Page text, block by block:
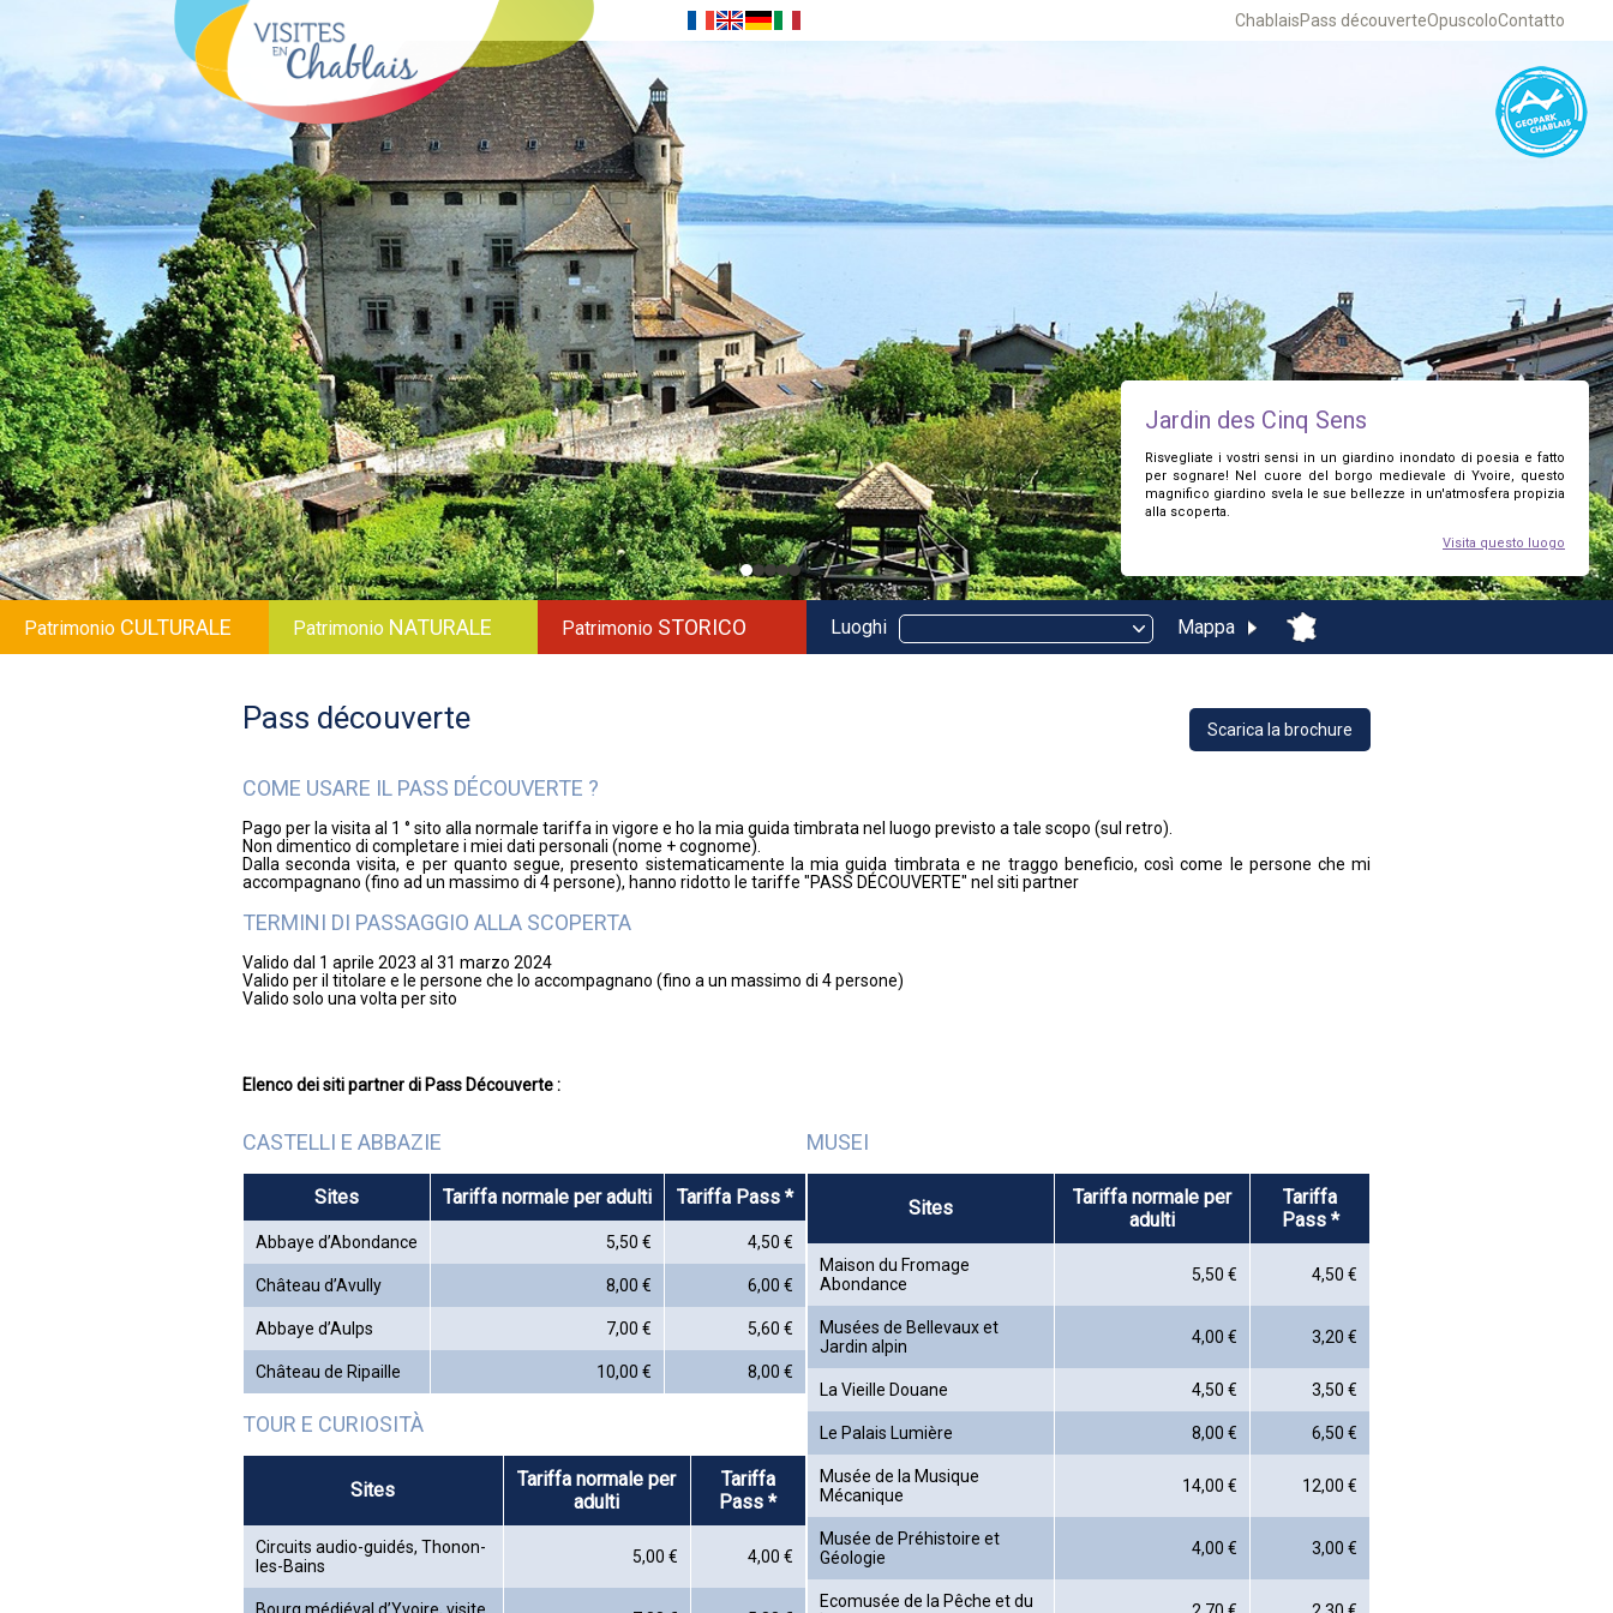
ChablaisPass découverteOpuscoloContatto
Jardin des Cinq Sens
Risvegliate i vostri sensi in un giardino inondato di poesia e fatto
per sognare! Nel cuore del borgo medievale di Yvoire, questo
magnifico giardino svela le sue bellezze in un'atmosfera propizia
alla scoperta.
Visita questo luogo
Patrimonio CULTURALE Patrimonio NATURALE Patrimonio STORICO Luoghi Mappa
Pass découverte Scarica la brochure
COME USARE IL PASS DÉCOUVERTE ?
Pago per la visita al 1 ° sito alla normale tariffa in vigore e ho la mia guida timbrata nel luogo previsto a tale scopo (sul retro).
Non dimentico di completare i miei dati personali (nome + cognome).
Dalla seconda visita, e per quanto segue, presento sistematicamente la mia guida timbrata e ne traggo beneficio, così come le persone che mi
accompagnano (fino ad un massimo di 4 persone), hanno ridotto le tariffe "PASS DÉCOUVERTE" nel siti partner
TERMINI DI PASSAGGIO ALLA SCOPERTA
Valido dal 1 aprile 2023 al 31 marzo 2024
Valido per il titolare e le persone che lo accompagnano (fino a un massimo di 4 persone)
Valido solo una volta per sito
Elenco dei siti partner di Pass Découverte :
CASTELLI E ABBAZIE
Sites Tariffa normale per adulti Tariffa Pass *
Abbaye d’Abondance 5,50 € 4,50 €
Château d’Avully 8,00 € 6,00 €
Abbaye d’Aulps 7,00 € 5,60 €
Château de Ripaille 10,00 € 8,00 €
TOUR E CURIOSITÀ
Sites
Tariffa normale per
adulti
Tariffa
Pass *
Circuits audio-guidés, Thonon-
les-Bains
5,00 € 4,00 €
Bourg médiéval d’Yvoire, visite
MUSEI
Sites
Tariffa normale per
adulti
Tariffa
Pass *
Maison du Fromage
Abondance
5,50 € 4,50 €
Musées de Bellevaux et
Jardin alpin
4,00 € 3,20 €
La Vieille Douane 4,50 € 3,50 €
Le Palais Lumière 8,00 € 6,50 €
Musée de la Musique
Mécanique
14,00 € 12,00 €
Musée de Préhistoire et
Géologie
4,00 € 3,00 €
Ecomusée de la Pêche et du